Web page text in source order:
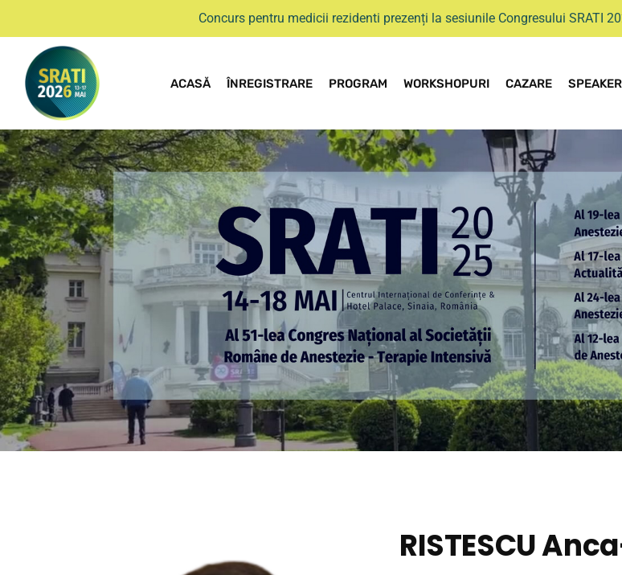
Concurs pentru medicii rezidenti prezenți la sesiunile Congresului SRATI
ACASĂ ÎNREGISTRARE PROGRAM WORKSHOPURI CAZARE
RISTESCU